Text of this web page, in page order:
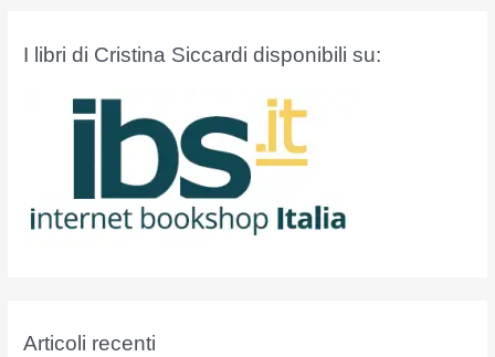
I libri di Cristina Siccardi disponibili su:
Articoli recenti